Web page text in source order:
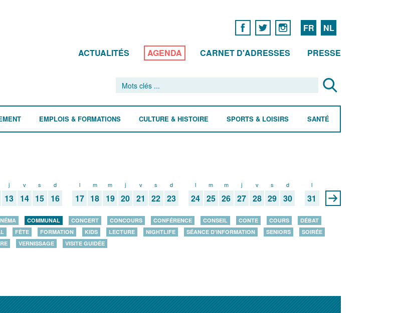
FR NL
ACTUALITÉS AGENDA CARNET D'ADRESSES PRESSE
EMPLOIS & FORMATIONS CULTURE & HISTOIRE SPORTS & LOISIRS SANTÉ
j
13
v
14
s
15
d
16
l
17
m
18
m
19
j
20
v
21
s
22
d
23
l
24
m
25
m
26
j
27
v
28
s
29
d
30
l
31
COMMUNAL CONCERT CONCOURS CONFÉRENCE CONSEIL CONTE COURS
DÉBAT
FÊTE FORMATION KIDS LECTURE NIGHTLIFE SÉANCE D'INFORMATION SENIORS
SOIRÉE
VERNISSAGE VISITE GUIDÉE